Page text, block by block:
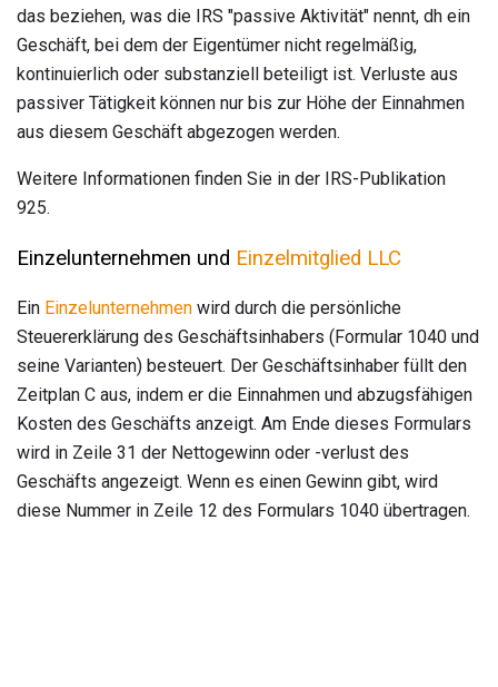
das beziehen, was die IRS "passive Aktivität" nennt, dh ein
Geschäft, bei dem der Eigentümer nicht regelmäßig,
kontinuierlich oder substanziell beteiligt ist. Verluste aus
passiver Tätigkeit können nur bis zur Höhe der Einnahmen
aus diesem Geschäft abgezogen werden.
Weitere Informationen finden Sie in der IRS-Publikation
925.
Einzelunternehmen und Einzelmitglied LLC
Ein Einzelunternehmen wird durch die persönliche
Steuererklärung des Geschäftsinhabers (Formular 1040 und
seine Varianten) besteuert. Der Geschäftsinhaber füllt den
Zeitplan C aus, indem er die Einnahmen und abzugsfähigen
Kosten des Geschäfts anzeigt. Am Ende dieses Formulars
wird in Zeile 31 der Nettogewinn oder -verlust des
Geschäfts angezeigt. Wenn es einen Gewinn gibt, wird
diese Nummer in Zeile 12 des Formulars 1040 übertragen.